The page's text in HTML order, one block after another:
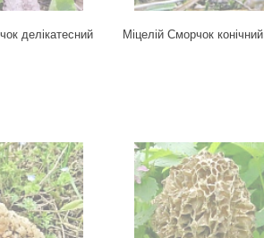
делікатесний Міцелій Сморчок конічний